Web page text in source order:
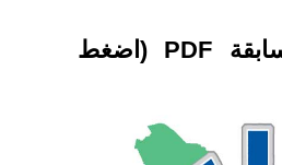
الاصدارات السابقة PDF (اضغط